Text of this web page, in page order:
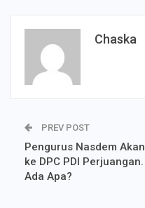
Chaska
PREV POST
Pengurus Nasdem Akan
ke DPC PDI Perjuangan.
Ada Apa?